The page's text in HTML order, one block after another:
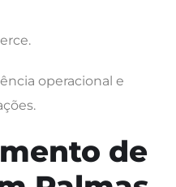
operacional e
de